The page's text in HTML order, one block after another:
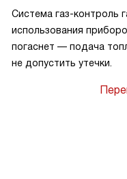
Система газ-контроль
использования
погаснет — подача
не допустить утечки.